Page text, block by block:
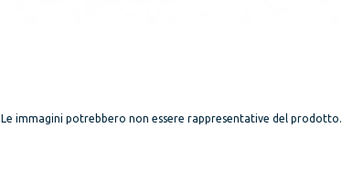
Le immagini potrebbero non essere rappresentative del prodotto.